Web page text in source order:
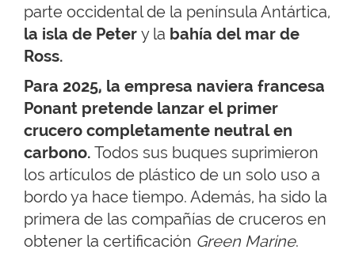
parte occidental de la península Antártica,
la isla de Peter y la bahía del mar de
Ross.
Para 2025, la empresa naviera francesa
Ponant pretende lanzar el primer
crucero completamente neutral en
carbono. Todos sus buques suprimieron
los artículos de plástico de un solo uso a
bordo ya hace tiempo. Además, ha sido la
primera de las compañías de cruceros en
obtener la certificación Green Marine.